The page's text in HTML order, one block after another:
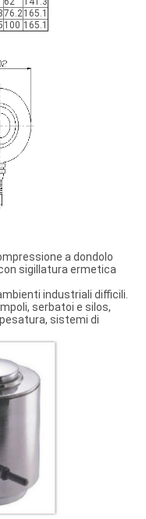
76.2165.1
100 165.1
a dondolo
sigillatura ermetica
industriali difficili.
serbatoi e silos,
sistemi di